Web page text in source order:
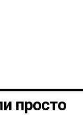
просто